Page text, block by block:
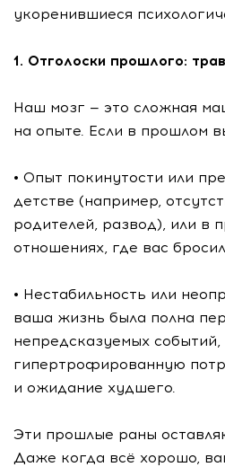
укоренившиеся
1. Отголоски прошлого:
Наш мозг — это сложная
на опыте. Если в прошлом
• Опыт покинутости или
детстве (например,
родителей, развод), или в
отношениях, где вас
• Нестабильность или
ваша жизнь была полна
непредсказуемых
гипертрофированную
и ожидание худшего.
Эти прошлые раны
Даже когда всё хорошо,